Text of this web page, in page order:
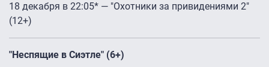
18 декабря в 22:05* — "Охотники за привидениями 2"
(12+)
"Неспящие в Сиэтле" (6+)